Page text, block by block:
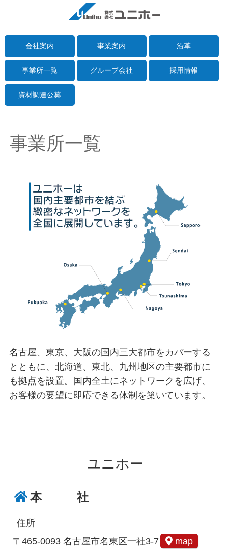
会社案内 事業案内 沿革
事業所一覧 グループ会社 採用情報
資材調達公募
事業所一覧
名古屋、東京、大阪の国内三大都市をカバーする
とともに、北海道、東北、九州地区の主要都市に
も拠点を設置。国内全土にネットワークを広げ、
お客様の要望に即応できる体制を築いています。
ユニホー
本 社
住所
〒465-0093 名古屋市名東区一社3-7
map